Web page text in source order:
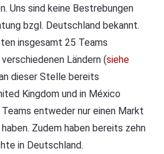
Uns sind keine Bestrebungen
bzgl. Deutschland bekannt.
insgesamt 25 Teams
Ländern (siehe
dieser Stelle bereits
Kingdom und in México
entweder nur einen Markt
Zudem haben bereits zehn
in Deutschland.